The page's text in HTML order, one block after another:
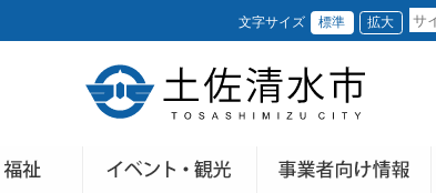
文字サイズ 標準 拡大